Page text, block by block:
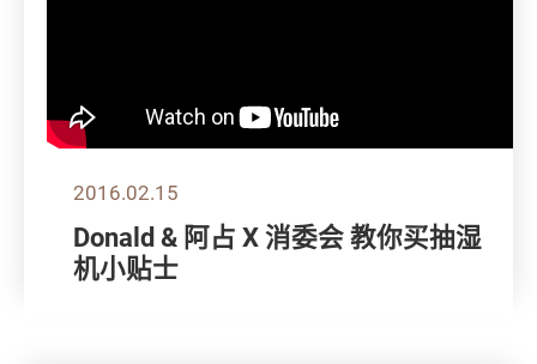
2016.02.15
Donald & 阿占 X 消委会 教你买抽湿
机小贴士